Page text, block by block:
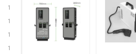
1
1
1
1